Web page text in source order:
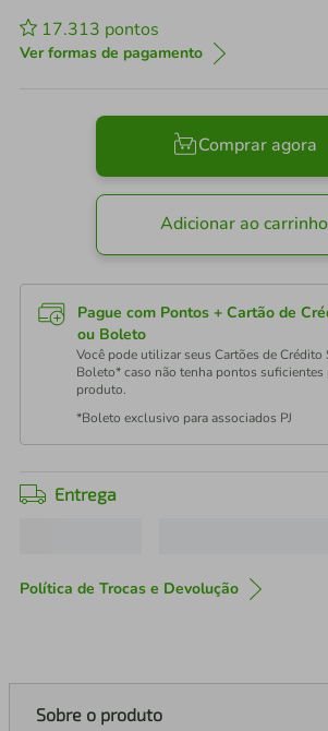
17.313 pontos
Ver formas de pagamento
Comprar agora
Adicionar ao carrinho
Pague com Pontos + Cartão de
ou Boleto
Você pode utilizar seus Cartões de Crédito
Boleto* caso não tenha pontos suficientes
produto.
*Boleto exclusivo para associados PJ
Entrega
Política de Trocas e Devolução
Sobre o produto